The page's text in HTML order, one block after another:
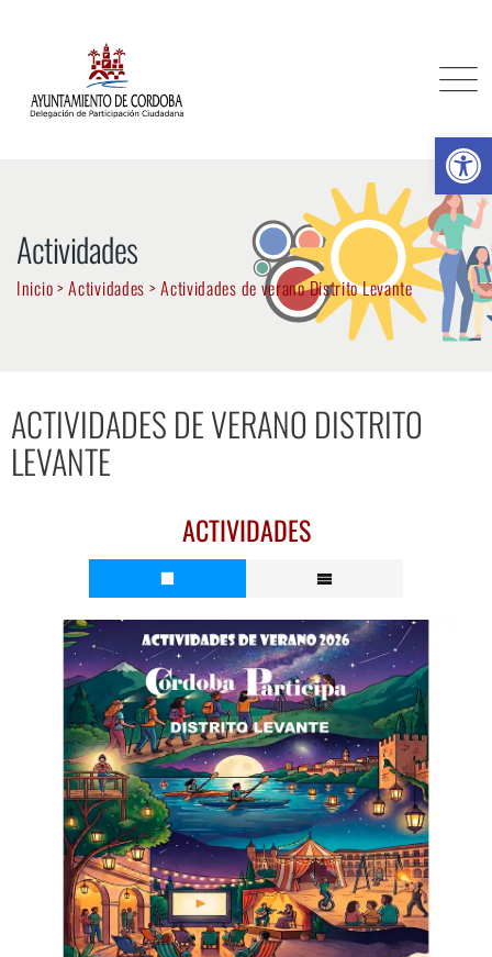
Actividades
Inicio>Actividades >Actividades de verano Distrito Levante
ACTIVIDADES DE VERANO DISTRITO
LEVANTE
ACTIVIDADES